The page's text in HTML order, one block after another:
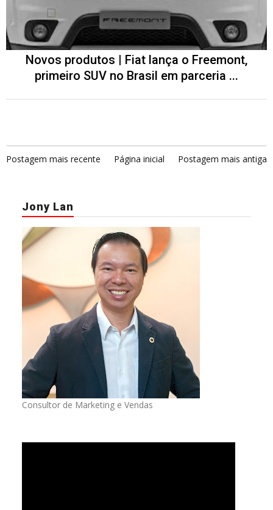
Novos produtos | Fiat lança o Freemont,
primeiro SUV no Brasil em parceria ...
Postagem mais recente Página inicial Postagem mais antiga
Jony Lan
Consultor de Marketing e Vendas